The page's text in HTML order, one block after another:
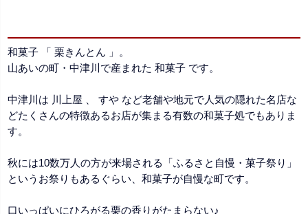
和菓子 「 栗きんとん 」。
山あいの町・中津川で産まれた 和菓子 です。
中津川は 川上屋 、 すや など老舗や地元で人気の隠れた名店な
どたくさんの特徴あるお店が集まる有数の和菓子処でもありま
す。
秋には10数万人の方が来場される「ふるさと自慢・菓子祭り」
というお祭りもあるぐらい、和菓子が自慢な町です。
口いっぱいにひろがる栗の香りがたまらない♪